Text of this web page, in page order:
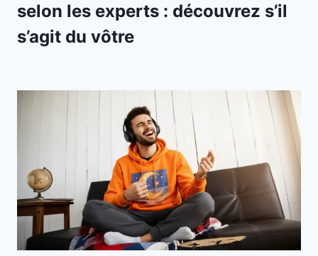
selon les experts : découvrez s’il
s’agit du vôtre